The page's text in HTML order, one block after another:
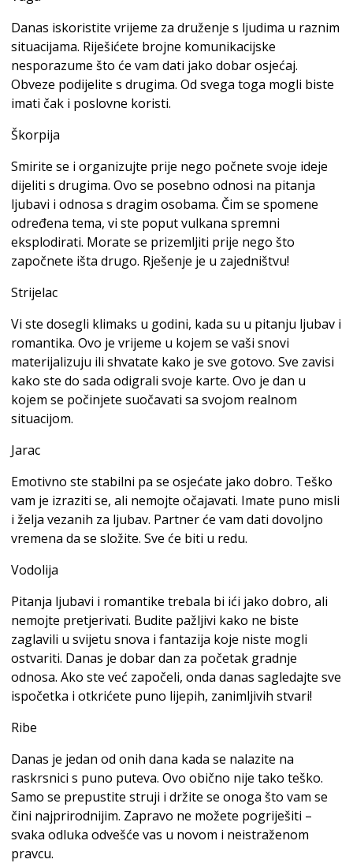
Danas iskoristite vrijeme za druženje s ljudima u raznim
situacijama. Riješićete brojne komunikacijske
nesporazume što će vam dati jako dobar osjećaj.
Obveze podijelite s drugima. Od svega toga mogli biste
imati čak i poslovne koristi.
Škorpija
Smirite se i organizujte prije nego počnete svoje ideje
dijeliti s drugima. Ovo se posebno odnosi na pitanja
ljubavi i odnosa s dragim osobama. Čim se spomene
određena tema, vi ste poput vulkana spremni
eksplodirati. Morate se prizemljiti prije nego što
započnete išta drugo. Rješenje je u zajedništvu!
Strijelac
Vi ste dosegli klimaks u godini, kada su u pitanju ljubav i
romantika. Ovo je vrijeme u kojem se vaši snovi
materijalizuju ili shvatate kako je sve gotovo. Sve zavisi
kako ste do sada odigrali svoje karte. Ovo je dan u
kojem se počinjete suočavati sa svojom realnom
situacijom.
Jarac
Emotivno ste stabilni pa se osjećate jako dobro. Teško
vam je izraziti se, ali nemojte očajavati. Imate puno misli
i želja vezanih za ljubav. Partner će vam dati dovoljno
vremena da se složite. Sve će biti u redu.
Vodolija
Pitanja ljubavi i romantike trebala bi ići jako dobro, ali
nemojte pretjerivati. Budite pažljivi kako ne biste
zaglavili u svijetu snova i fantazija koje niste mogli
ostvariti. Danas je dobar dan za početak gradnje
odnosa. Ako ste već započeli, onda danas sagledajte sve
ispočetka i otkrićete puno lijepih, zanimljivih stvari!
Ribe
Danas je jedan od onih dana kada se nalazite na
raskrsnici s puno puteva. Ovo obično nije tako teško.
Samo se prepustite struji i držite se onoga što vam se
čini najprirodnijim. Zapravo ne možete pogriješiti –
svaka odluka odvešće vas u novom i neistraženom
pravcu.